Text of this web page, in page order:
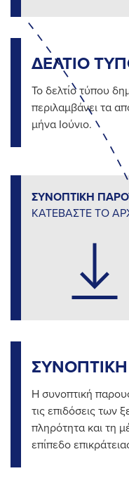
ΔΕΛΤΙΟ
Το δελτίο τύπου
περιλαμβάνει τα
μήνα Ιούνιο.
ΣΥΝΟΠΤΙΚΗ
ΚΑΤΕΒΑΣΤΕ ΤΟ
Η συνοπτική
τις επιδόσεις των
πληρότητα και τη
επίπεδο